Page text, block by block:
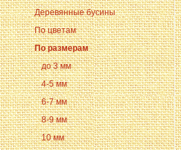
Деревянные бусины
По цветам
По размерам
до 3 мм
4-5 мм
6-7 мм
8-9 мм
10 мм